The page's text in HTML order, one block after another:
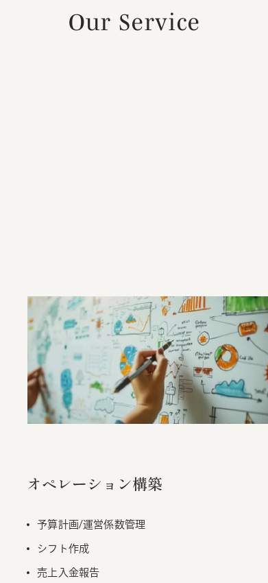
Our Service
オペレーション構築
予算計画/運営係数管理
シフト作成
売上入金報告